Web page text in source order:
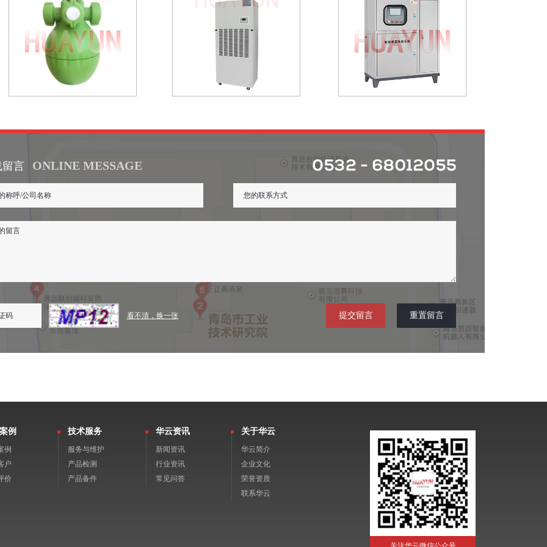
言 ONLINE MESSAGE
看不清，换一张
例
例
户
价
技术服务
服务与维护
产品检测
产品备件
华云资讯
新闻资讯
行业资讯
常见问答
关于华云
华云简介
企业文化
荣誉资质
联系华云